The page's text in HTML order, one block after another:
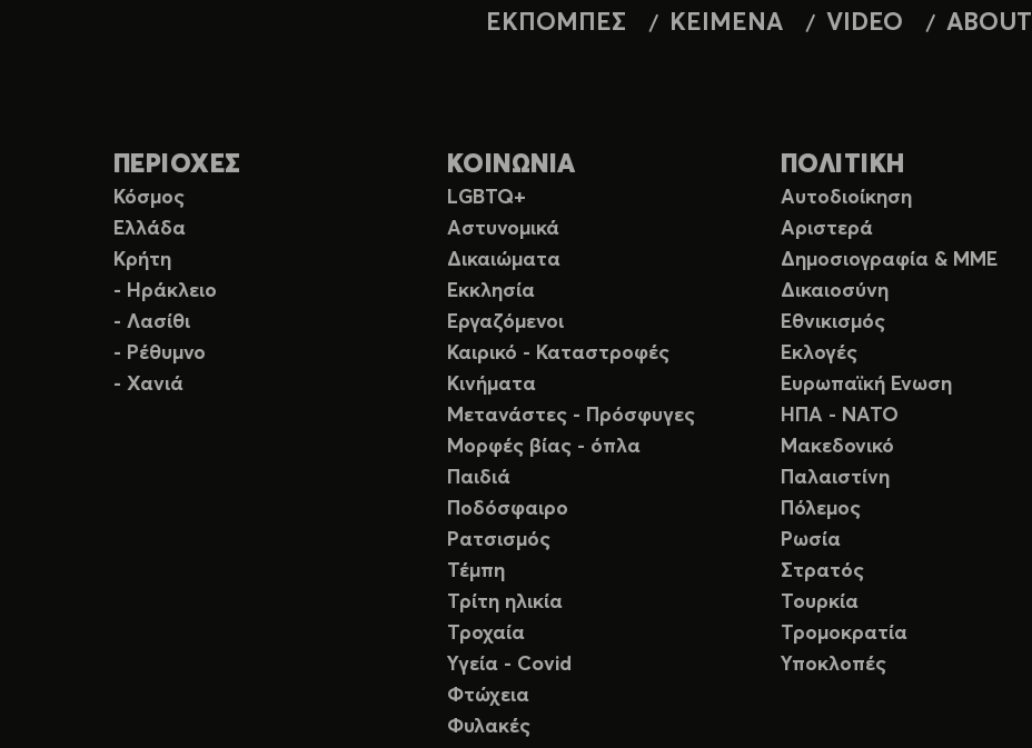
ΕΚΠΟΜΠΕΣ ΚΕΙΜΕΝΑ VIDEO ABOUT
ΠΕΡΙΟΧΕΣ
Κόσμος
Ελλάδα
Κρήτη
- Ηράκλειο
- Λασίθι
- Ρέθυμνο
- Χανιά
ΚΟΙΝΩΝΙΑ
LGBTQ+
Αστυνομικά
Δικαιώματα
Εκκλησία
Εργαζόμενοι
Καιρικό - Καταστροφές
Κινήματα
Μετανάστες - Πρόσφυγες
Μορφές βίας - όπλα
Παιδιά
Ποδόσφαιρο
Ρατσισμός
Τέμπη
Τρίτη ηλικία
Τροχαία
Υγεία - Covid
Φτώχεια
Φυλακές
ΠΟΛΙΤΙΚΗ
Αυτοδιοίκηση
Αριστερά
Δημοσιογραφία & ΜΜΕ
Δικαιοσύνη
Εθνικισμός
Εκλογές
Ευρωπαϊκή Ενωση
ΗΠΑ - ΝΑΤΟ
Μακεδονικό
Παλαιστίνη
Πόλεμος
Ρωσία
Στρατός
Τουρκία
Τρομοκρατία
Υποκλοπές